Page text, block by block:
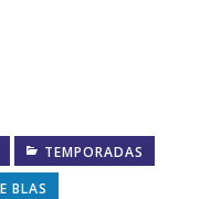
TEMPORADAS
BLAS